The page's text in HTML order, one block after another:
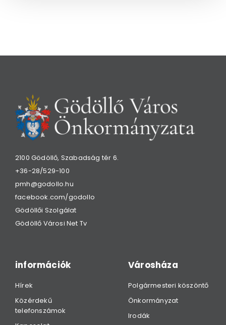
2100 Gödöllő, Szabadság tér 6.
+36-28/529-100
pmh@godollo.hu
facebook.com/godollo
Gödöllői Szolgálat
Gödöllő Városi Net Tv
információk
Hírek
Közérdekű
telefonszámok
Városháza
Polgármesteri köszöntő
Önkormányzat
Irodák